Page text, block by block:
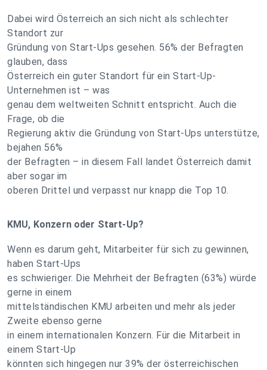
Dabei wird Österreich an sich nicht als schlechter
Standort zur
Gründung von Start-Ups gesehen. 56% der Befragten
glauben, dass
Österreich ein guter Standort für ein Start-Up-
Unternehmen ist – was
genau dem weltweiten Schnitt entspricht. Auch die
Frage, ob die
Regierung aktiv die Gründung von Start-Ups unterstütze,
bejahen 56%
der Befragten – in diesem Fall landet Österreich damit
aber sogar im
oberen Drittel und verpasst nur knapp die Top 10.
KMU, Konzern oder Start-Up?
Wenn es darum geht, Mitarbeiter für sich zu gewinnen,
haben Start-Ups
es schwieriger. Die Mehrheit der Befragten (63%) würde
gerne in einem
mittelständischen KMU arbeiten und mehr als jeder
Zweite ebenso gerne
in einem internationalen Konzern. Für die Mitarbeit in
einem Start-Up
könnten sich hingegen nur 39% der österreichischen